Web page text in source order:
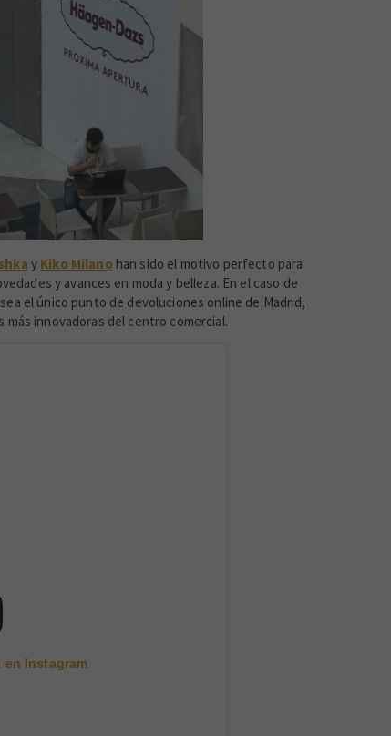
y Kiko Milano han sido el motivo perfecto para
y avances en moda y belleza. En el caso de
el único punto de devoluciones online de Madrid,
más innovadoras del centro comercial.
en Instagram